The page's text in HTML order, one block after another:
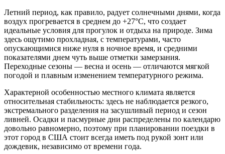
Летний период, как правило, радует солнечными днями, когда
воздух прогревается в среднем до +27°C, что создает
идеальные условия для прогулок и отдыха на природе. Зима
здесь ощутимо прохладная, с температурами, часто
опускающимися ниже нуля в ночное время, и средними
показателями днем чуть выше отметки замерзания.
Переходные сезоны — весна и осень — отличаются мягкой
погодой и плавным изменением температурного режима.
Характерной особенностью местного климата является
относительная стабильность: здесь не наблюдается резкого,
экстремального разделения на засушливый период и сезон
ливней. Осадки и пасмурные дни распределены по календарю
довольно равномерно, поэтому при планировании поездки в
этот город в США стоит всегда иметь под рукой зонт или
дождевик, независимо от времени года.